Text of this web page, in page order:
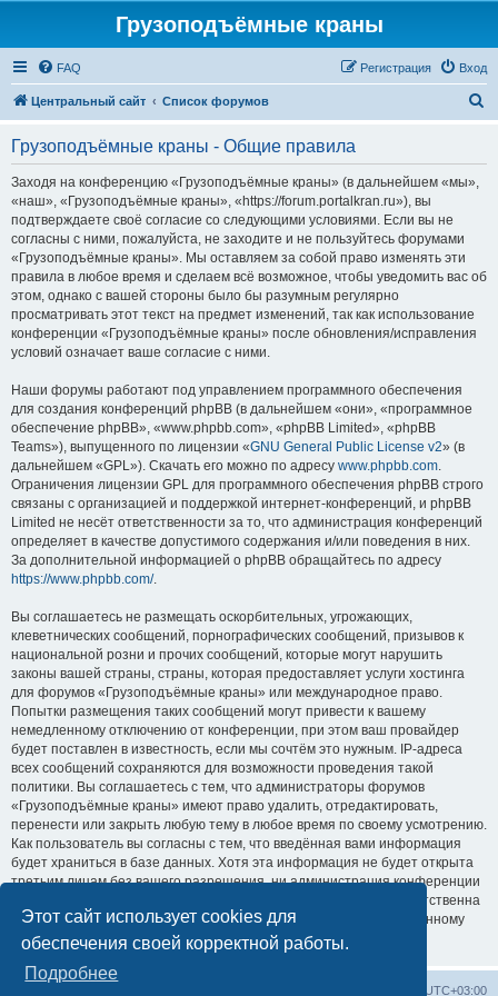
Этот сайт использует cookies для
обеспечения своей корректной работы.
Подробнее
Грузоподъёмные краны
FAQ Вход
Регистрация
Центральный сайт Список форумов
Грузоподъёмные краны - Общие правила
Заходя на конференцию «Грузоподъёмные краны» (в дальнейшем «мы»,
«наш», «Грузоподъёмные краны», «https://forum.portalkran.ru»), вы
подтверждаете своё согласие со следующими условиями. Если вы не
согласны с ними, пожалуйста, не заходите и не пользуйтесь форумами
«Грузоподъёмные краны». Мы оставляем за собой право изменять эти
правила в любое время и сделаем всё возможное, чтобы уведомить вас об
этом, однако с вашей стороны было бы разумным регулярно
просматривать этот текст на предмет изменений, так как использование
конференции «Грузоподъёмные краны» после обновления/исправления
условий означает ваше согласие с ними.
Наши форумы работают под управлением программного обеспечения
для создания конференций phpBB (в дальнейшем «они», «программное
обеспечение phpBB», «www.phpbb.com», «phpBB Limited», «phpBB
Teams»), выпущенного по лицензии «GNU General Public License v2» (в
дальнейшем «GPL»). Скачать его можно по адресу www.phpbb.com.
Ограничения лицензии GPL для программного обеспечения phpBB строго
связаны с организацией и поддержкой интернет-конференций, и phpBB
Limited не несёт ответственности за то, что администрация конференций
определяет в качестве допустимого содержания и/или поведения в них.
За дополнительной информацией о phpBB обращайтесь по адресу
https://www.phpbb.com/.
Вы соглашаетесь не размещать оскорбительных, угрожающих,
клеветнических сообщений, порнографических сообщений, призывов к
национальной розни и прочих сообщений, которые могут нарушить
законы вашей страны, страны, которая предоставляет услуги хостинга
для форумов «Грузоподъёмные краны» или международное право.
Попытки размещения таких сообщений могут привести к вашему
немедленному отключению от конференции, при этом ваш провайдер
будет поставлен в известность, если мы сочтём это нужным. IP-адреса
всех сообщений сохраняются для возможности проведения такой
политики. Вы соглашаетесь с тем, что администраторы форумов
«Грузоподъёмные краны» имеют право удалить, отредактировать,
перенести или закрыть любую тему в любое время по своему усмотрению.
Как пользователь вы согласны с тем, что введённая вами информация
будет храниться в базе данных. Хотя эта информация не будет открыта
третьим лицам без вашего разрешения, ни администрация конференции
«Грузоподъёмные краны», ни phpBB Limited не может быть ответственна
за действия хакеров, которые могут привести к несанкционированному
доступу к ней.
UTC+03:00